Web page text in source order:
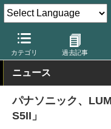
カテゴリ 過去記事
デジカメ Watch カメラ
ニュース
パナソニック、
S5II」